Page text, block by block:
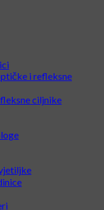
i refleksne
ciljnike